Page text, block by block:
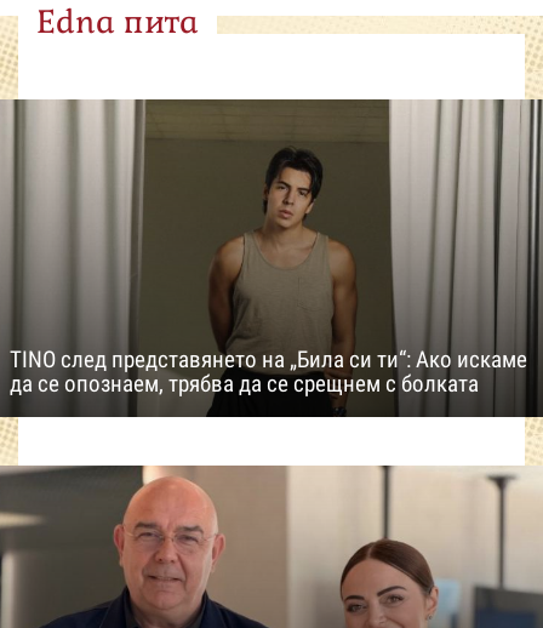
Edna пита
TINO след представянето на „Била си ти“: Ако искаме
да се опознаем, трябва да се срещнем с болката